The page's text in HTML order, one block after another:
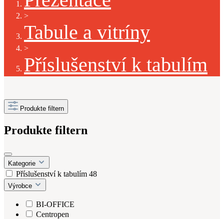
>
Tabule a vitríny
>
Příslušenství k tabulím
Produkte filtern
Produkte filtern
Kategorie
Příslušenství k tabulím 48
Výrobce
BI-OFFICE
Centropen